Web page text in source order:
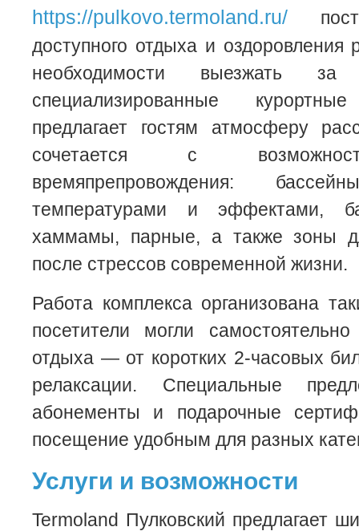
https://pulkovo.termoland.ru/
доступного отдыха и
необходимости выезжать
специализированные
предлагает гостям атмосферу
сочетается с
времяпрепровождения:
температурами и эффектами,
хаммамы, парные, а также зоны
после стрессов современной жизни.
Работа комплекса организована
посетители могли
отдыха — от коротких 2-часовых
релаксации. Специальные
абонементы и подарочные
посещение удобным для разных
Услуги и возможности
Termoland Пулковский предлагает